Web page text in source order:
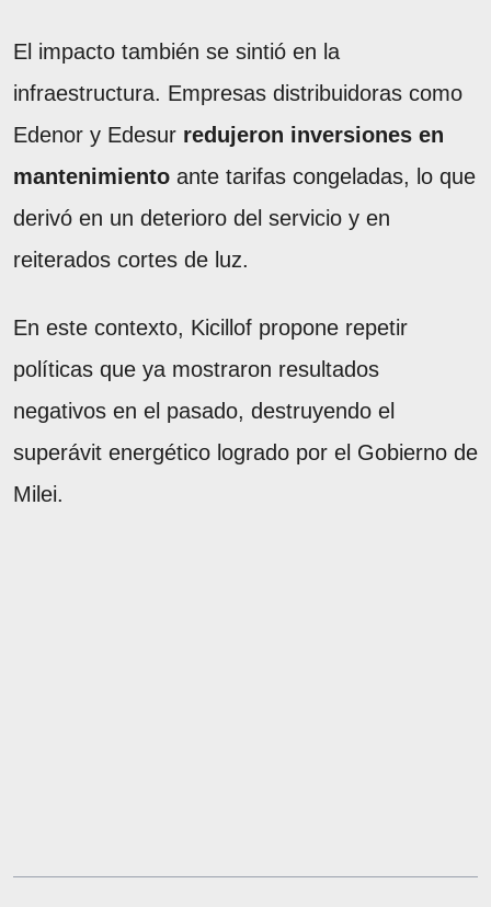
El impacto también se sintió en la
infraestructura. Empresas distribuidoras como
Edenor y Edesur redujeron inversiones en
mantenimiento ante tarifas congeladas, lo que
derivó en un deterioro del servicio y en
reiterados cortes de luz.
En este contexto, Kicillof propone repetir
políticas que ya mostraron resultados
negativos en el pasado, destruyendo el
superávit energético logrado por el Gobierno de
Milei.